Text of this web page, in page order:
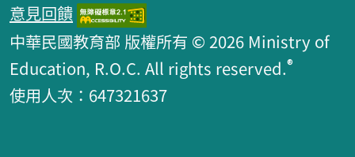
意見回饋
中華民國教育部 版權所有 © 2026 Ministry of
Education, R.O.C. All rights reserved.®
使用人次：647321637